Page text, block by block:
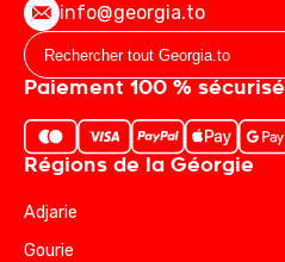
info@georgia.to
Paiement 100 % sécurisé
Régions de la Géorgie
Adjarie
Gourie